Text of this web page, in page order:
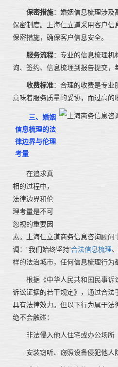
保密措施：婚姻信息梳理涉及
保密制度。上海仁立道采用客户
保密措施，确保客户信息安全。
服务流程：专业的信息梳理机
询、签约、信息梳理到报告提交，
收费标准：合理的收费是专业
意味着服务质量的妥协，而过高的
三、婚姻
信息梳理的法
律边界与伦理
考量
在追求真
相的过程中，
法律边界和伦
理考量是不可
忽视的重要因
素。上海仁立道商务信息咨询顾问
调："我们始终坚持'合法信息梳理
样的法治城市，任何信息梳理行
根据《中华人民共和国民事
诉讼证据的若干规定》，通过合
具有法律效力。但以下行为属于
绝不会触碰：
非法侵入他人住宅或办公场所
安装窃听、窃照设备侵犯他人